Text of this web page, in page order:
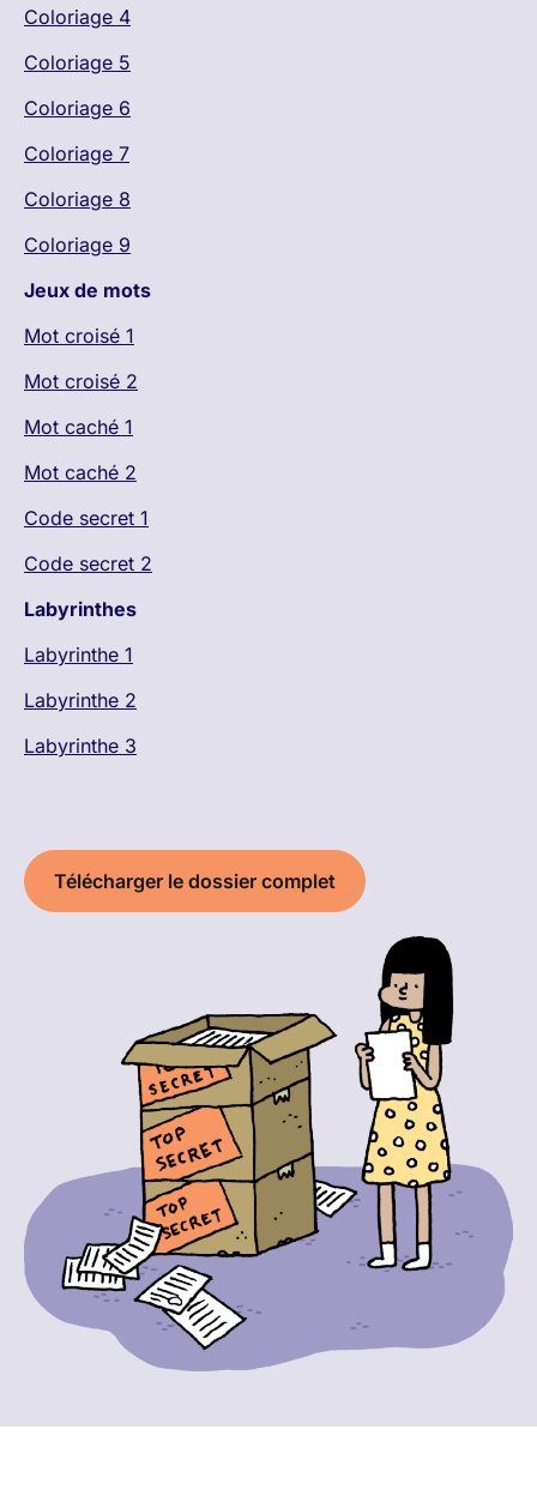
Coloriage 4
Coloriage 5
Coloriage 6
Coloriage 7
Coloriage 8
Coloriage 9
Jeux de mots
Mot croisé 1
Mot croisé 2
Mot caché 1
Mot caché 2
Code secret 1
Code secret 2
Labyrinthes
Labyrinthe 1
Labyrinthe 2
Labyrinthe 3
Télécharger le dossier complet